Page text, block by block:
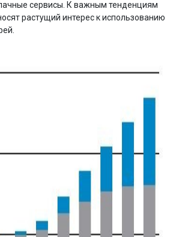
сервисы. К важным тенденциям
растущий интерес к использованию